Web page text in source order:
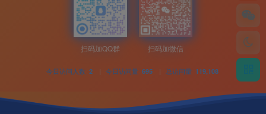
扫码加QQ群 扫码加微信
今日访问人数 2 | 今日访问量 695 | 总访问量 119,108